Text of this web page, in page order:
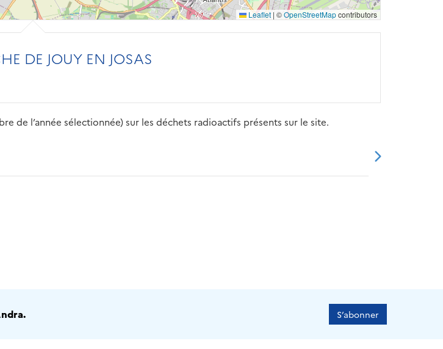
Leaflet | ©OpenStreetMapcontributors
DE JOUY EN JOSAS
de l’année sélectionnée) sur les déchets radioactifs présents sur le site.
S’abonner